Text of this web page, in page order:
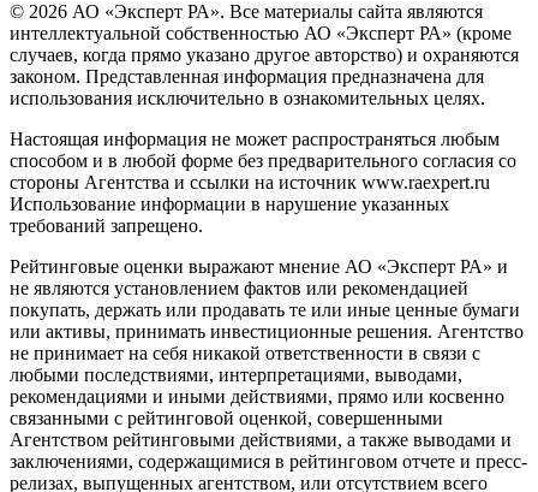
© 2026 АО «Эксперт РА». Все материалы сайта являются
интеллектуальной собственностью АО «Эксперт РА» (кроме
случаев, когда прямо указано другое авторство) и охраняются
законом. Представленная информация предназначена для
использования исключительно в ознакомительных целях.
Настоящая информация не может распространяться любым
способом и в любой форме без предварительного согласия со
стороны Агентства и ссылки на источник www.raexpert.ru
Использование информации в нарушение указанных
требований запрещено.
Рейтинговые оценки выражают мнение АО «Эксперт РА» и
не являются установлением фактов или рекомендацией
покупать, держать или продавать те или иные ценные бумаги
или активы, принимать инвестиционные решения. Агентство
не принимает на себя никакой ответственности в связи с
любыми последствиями, интерпретациями, выводами,
рекомендациями и иными действиями, прямо или косвенно
связанными с рейтинговой оценкой, совершенными
Агентством рейтинговыми действиями, а также выводами и
заключениями, содержащимися в рейтинговом отчете и пресс-
релизах, выпущенных агентством, или отсутствием всего